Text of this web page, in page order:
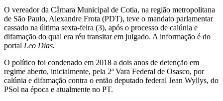
O vereador da Câmara Municipal de Cotia, na região metropolitana
de São Paulo, Alexandre Frota (PDT), teve o mandato parlamentar
cassado na última sexta-feira (3), após o processo de calúnia e
difamação do qual era réu transitar em julgado. A informação é do
portal Leo Dias.
O político foi condenado em 2018 a dois anos de detenção em
regime aberto, inicialmente, pela 2ª Vara Federal de Osasco, por
calúnia e difamação contra o então deputado federal Jean Wyllys, do
PSol na época e atualmente no PT.